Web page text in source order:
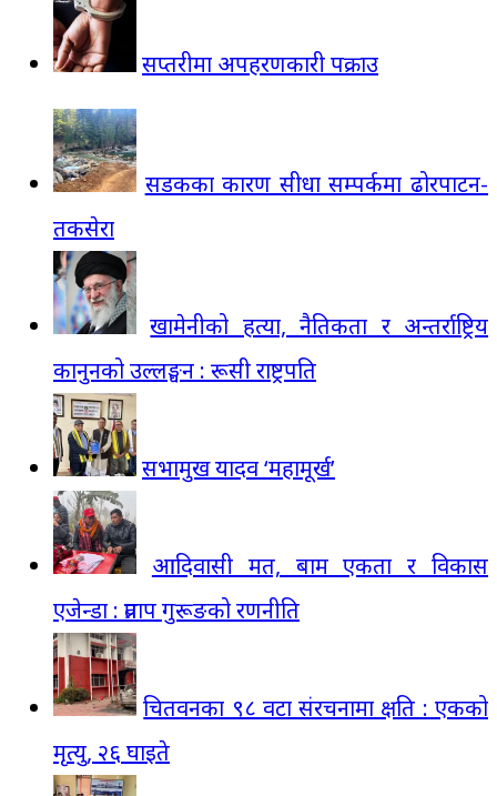
सप्तरीमा अपहरणकारी पक्राउ
सडकका कारण सीधा सम्पर्कमा ढोरपाटन-
तकसेरा
खामेनीको हत्या, नैतिकता र अन्तर्राष्ट्रिय
कानुनको उल्लङ्घन : रूसी राष्ट्रपति
सभामुख यादव ‘महामूर्ख’
आदिवासी मत, बाम एकता र विकास
एजेन्डा : प्रताप गुरूङको रणनीति
चितवनका ९८ वटा संरचनामा क्षति : एकको
मृत्यु, २६ घाइते